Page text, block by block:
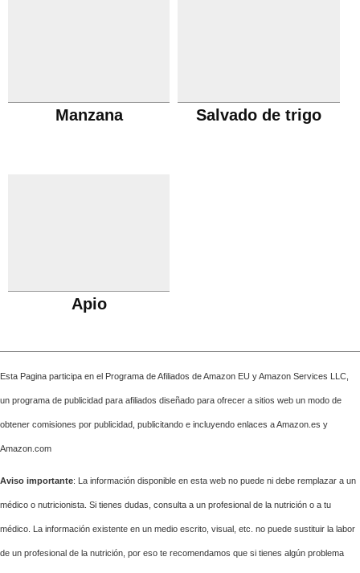
Manzana Salvado de trigo
Apio
Esta Pagina participa en el Programa de Afiliados de Amazon EU y Amazon Services LLC,
un programa de publicidad para afiliados diseñado para ofrecer a sitios web un modo de
obtener comisiones por publicidad, publicitando e incluyendo enlaces a Amazon.es y
Amazon.com
Aviso importante: La información disponible en esta web no puede ni debe remplazar a un
médico o nutricionista. Si tienes dudas, consulta a un profesional de la nutrición o a tu
médico. La información existente en un medio escrito, visual, etc. no puede sustituir la labor
de un profesional de la nutrición, por eso te recomendamos que si tienes algún problema